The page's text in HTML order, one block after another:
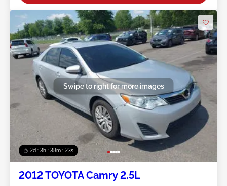
2d : 3h : 38m : 20s
Swipe to right for more images
2012 TOYOTA Camry 2.5L